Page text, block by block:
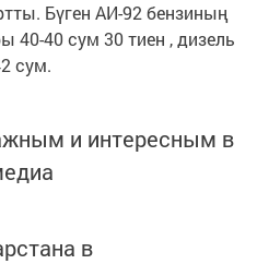
Бүген АИ-92 бензиның
40-40 сум 30 тиен , дизель
сум.
и интересным в
в